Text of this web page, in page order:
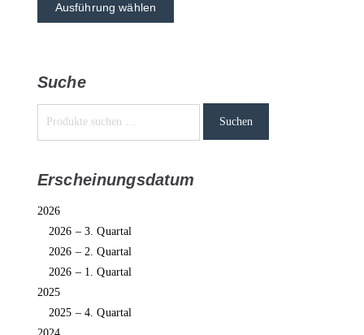
Ausführung wählen
Suche
Suchen
Erscheinungsdatum
2026
2026 – 3. Quartal
2026 – 2. Quartal
2026 – 1. Quartal
2025
2025 – 4. Quartal
2024